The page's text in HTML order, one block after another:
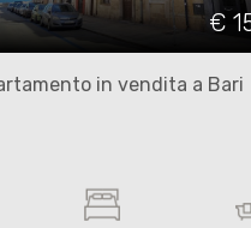
€
in vendita a Bari